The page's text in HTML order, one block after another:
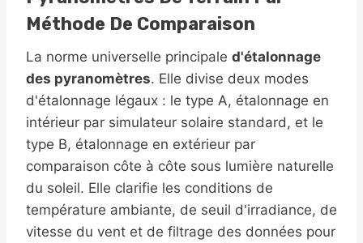
Méthode De Comparaison
La norme universelle principale d'étalonnage
des pyranomètres. Elle divise deux modes
d'étalonnage légaux : le type A, étalonnage en
intérieur par simulateur solaire standard, et le
type B, étalonnage en extérieur par
comparaison côte à côte sous lumière naturelle
du soleil. Elle clarifie les conditions de
température ambiante, de seuil d'irradiance, de
vitesse du vent et de filtrage des données pour